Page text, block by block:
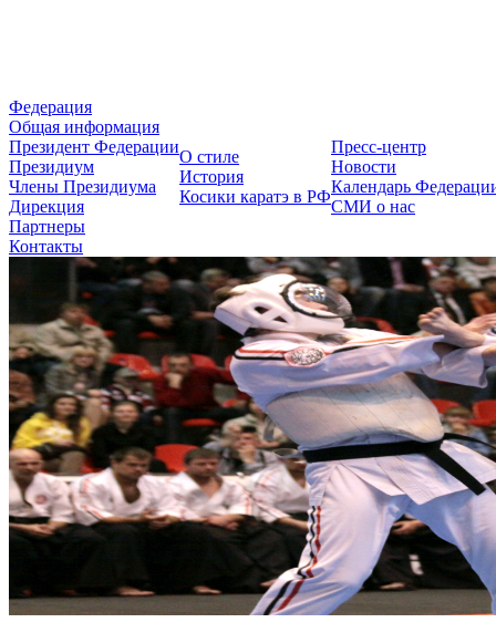
Федерация
Общая информация
Президент Федерации
Президиум
Члены Президиума
Дирекция
Партнеры
Контакты
О стиле
История
Косики каратэ в РФ
Пресс-центр
Новости
Календарь
СМИ о нас